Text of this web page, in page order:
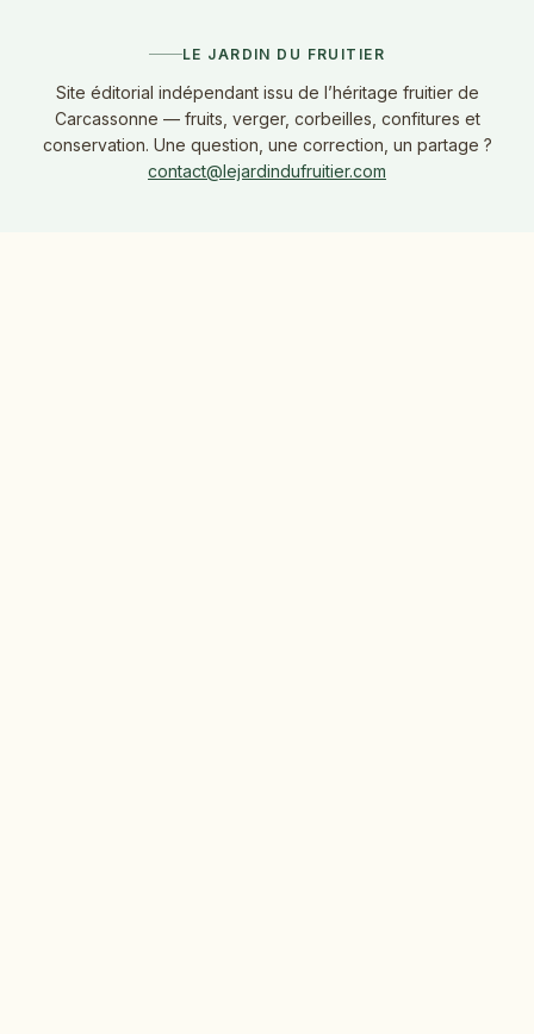
LE JARDIN DU FRUITIER
Site éditorial indépendant issu de l’héritage fruitier de
Carcassonne — fruits, verger, corbeilles, confitures et
conservation. Une question, une correction, un partage ?
contact@lejardindufruitier.com